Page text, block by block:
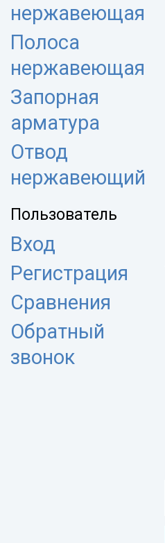
нержавеющая
Полоса
нержавеющая
Запорная
арматура
Отвод
нержавеющий
Пользователь
Вход
Регистрация
Сравнения
Обратный
звонок